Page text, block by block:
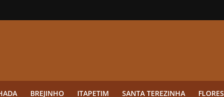
BREJINHO ITAPETIM SANTA TEREZINHA FLORES